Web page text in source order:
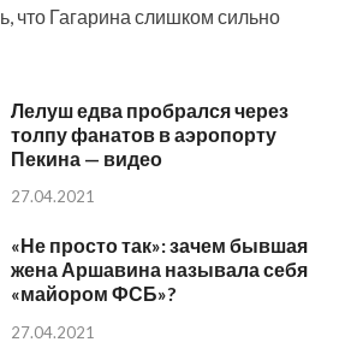
что Гагарина слишком сильно
Лелуш едва пробрался через
толпу фанатов в аэропорту
Пекина — видео
27.04.2021
«Не просто так»: зачем бывшая
жена Аршавина называла себя
«майором ФСБ»?
27.04.2021